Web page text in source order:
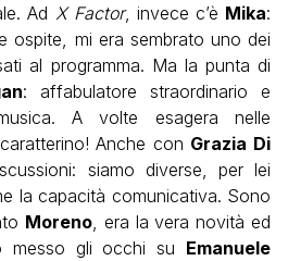
Ad X Factor, invece c’è Mika:
ospite, mi era sembrato uno dei
al programma. Ma la punta di
: affabulatore straordinario e
A volte esagera nelle
Anche con Grazia Di
siamo diverse, per lei
la capacità comunicativa. Sono
Moreno , era la vera novità ed
messo gli occhi su Emanuele